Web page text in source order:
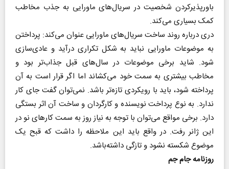
باورپذیرکردن شخصیت در سریال‌های ماورایی به جذب مخاطب
کمک بسیاری می‌کند.
دری درباره روند ساخت سریال‌های ماورایی عنوان می‌کند: پرداختن
به موضوعات ماورایی نباید به شکل تکراری درآید و عادی‌سازی
شود. شاید برخی موضوعات در سال‌های قبل جذاب‌تر بود و
مخاطب بیشتری به سمت خود می‌کشاند اما اگر قرار است به آن
پرداخته شود، باید با رویکردی تازه‌تر باشد. نمی‌توان گفت جای کار
ندارد. به نوع پرداخت نویسنده و کارگردان و ساخت آن اثر بستگی
دارد. برخی مواقع می‌توان با توجه به نیاز روز به سمت کارهای نو در
این ژانر رفت. در واقع باید این ملاحظه را داشت که قبح یک
موضوع شکسته نشود و تازگی داشته‌باشد.
روزنامه جام جم